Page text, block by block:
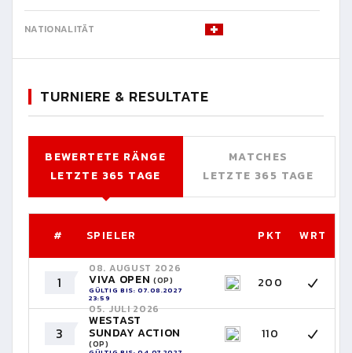
NATIONALITÄT
TURNIERE & RESULTATE
BEWERTETE RÄNGE
LETZTE 365 TAGE
MATCHES
LETZTE 365 TAGE
# SPIELER PKT WRT
1
08. AUGUST 2026
VIVA OPEN (OP)
GÜLTIG BIS: 07.08.2027
23:59
200
3
05. JULI 2026
WESTAST
SUNDAY ACTION
(OP)
110